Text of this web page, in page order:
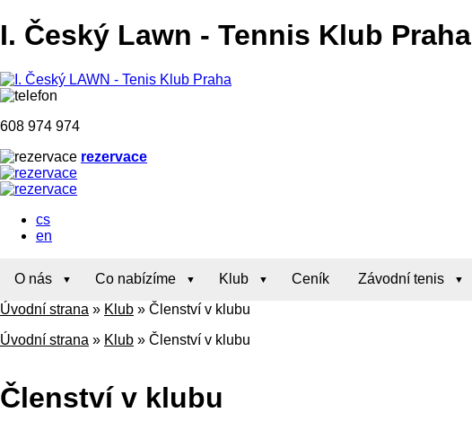
I. Český Lawn - Tennis Klub Praha
608 974 974
rezervace
cs
en
O nás Co nabízíme Klub Ceník Závodní tenis
Úvodní strana » Klub » Členství v klubu
Úvodní strana » Klub » Členství v klubu
Členství v klubu